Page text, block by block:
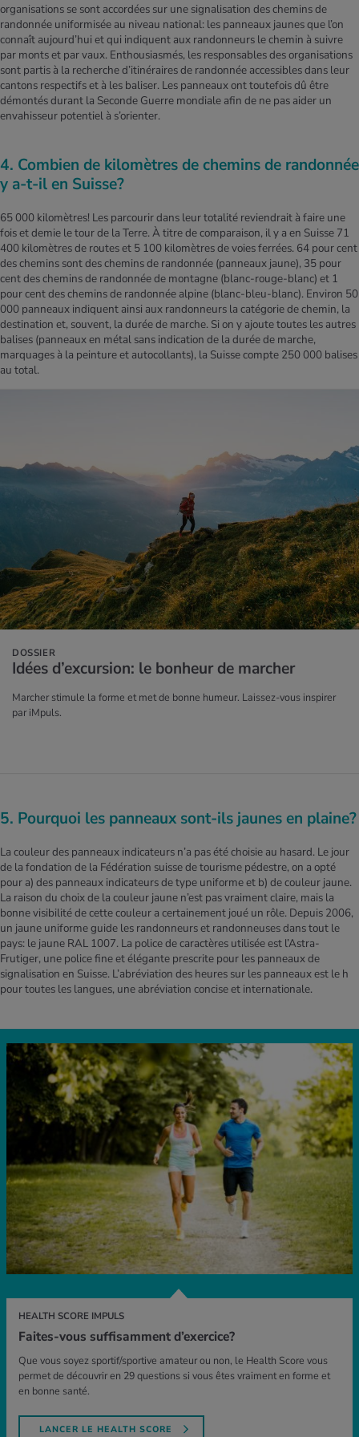
organisations se sont accordées sur une signalisation des chemins de
randonnée uniformisée au niveau national: les panneaux jaunes que l’on
connaît aujourd’hui et qui indiquent aux randonneurs le chemin à suivre
par monts et par vaux. Enthousiasmés, les responsables des organisations
sont partis à la recherche d’itinéraires de randonnée accessibles dans leur
cantons respectifs et à les baliser. Les panneaux ont toutefois dû être
démontés durant la Seconde Guerre mondiale afin de ne pas aider un
envahisseur potentiel à s’orienter.
4. Combien de kilomètres de chemins de randonnée
y a-t-il en Suisse?
DOSSIER
Idées d’ex­cur­sion: le bon­heur de mar­cher
Marcher stimule la forme et met de bonne humeur. Laissez-vous inspirer
par iMpuls.
65 000 kilomètres! Les parcourir dans leur totalité reviendrait à faire une
fois et demie le tour de la Terre. À titre de comparaison, il y a en Suisse 71
400 kilomètres de routes et 5 100 kilomètres de voies ferrées. 64 pour cent
des chemins sont des chemins de randonnée (panneaux jaune), 35 pour
cent des chemins de randonnée de montagne (blanc-rouge-blanc) et 1
pour cent des chemins de randonnée alpine (blanc-bleu-blanc). Environ 50
000 panneaux indiquent ainsi aux randonneurs la catégorie de chemin, la
destination et, souvent, la durée de marche. Si on y ajoute toutes les autres
balises (panneaux en métal sans indication de la durée de marche,
marquages à la peinture et autocollants), la Suisse compte 250 000 balises
au total.
5. Pourquoi les panneaux sont-ils jaunes en plaine?
La couleur des panneaux indicateurs n’a pas été choisie au hasard. Le jour
de la fondation de la Fédération suisse de tourisme pédestre, on a opté
pour a) des panneaux indicateurs de type uniforme et b) de couleur jaune.
La raison du choix de la couleur jaune n’est pas vraiment claire, mais la
bonne visibilité de cette couleur a certainement joué un rôle. Depuis 2006,
un jaune uniforme guide les randonneurs et randonneuses dans tout le
pays: le jaune RAL 1007. La police de caractères utilisée est l’Astra-
Frutiger, une police fine et élégante prescrite pour les panneaux de
signalisation en Suisse. L’abréviation des heures sur les panneaux est le h
pour toutes les langues, une abréviation concise et internationale.
HEALTH SCORE IMPULS
Faites-vous suffisamment d’exercice?
Que vous soyez sportif/sportive amateur ou non, le Health Score vous
permet de découvrir en 29 questions si vous êtes vraiment en forme et
en bonne santé.
LANCER LE HEALTH SCORE